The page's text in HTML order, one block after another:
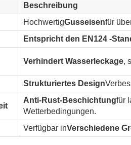
Beschreibung
HochwertigGusseisenfür
Entspricht den EN124 -
Verhindert Wasserleckage,
Strukturiertes Design
Anti-Rust-Beschichtungfür
Wetterbedingungen.
Verfügbar inVerschiedene